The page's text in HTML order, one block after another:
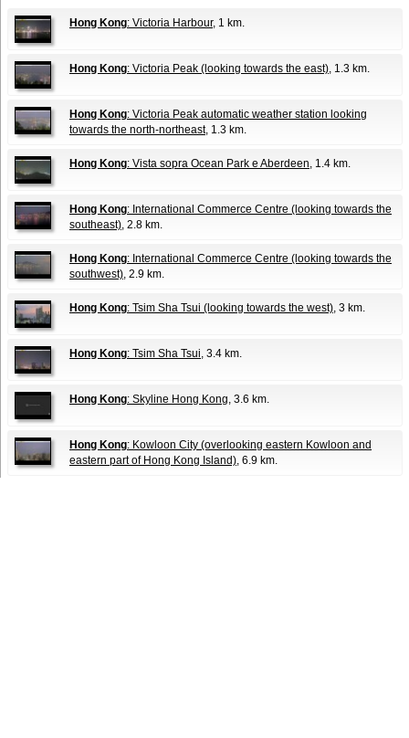
Hong Kong: Victoria Harbour, 1 km.
Hong Kong: Victoria Peak (looking towards the east), 1.3 km.
Hong Kong: Victoria Peak automatic weather station looking
towards the north-northeast, 1.3 km.
Hong Kong: Vista sopra Ocean Park e Aberdeen, 1.4 km.
Hong Kong: International Commerce Centre (looking towards the
southeast), 2.8 km.
Hong Kong: International Commerce Centre (looking towards the
southwest), 2.9 km.
Hong Kong: Tsim Sha Tsui (looking towards the west), 3 km.
Hong Kong: Tsim Sha Tsui, 3.4 km.
Hong Kong: Skyline Hong Kong, 3.6 km.
Hong Kong: Kowloon City (overlooking eastern Kowloon and
eastern part of Hong Kong Island), 6.9 km.